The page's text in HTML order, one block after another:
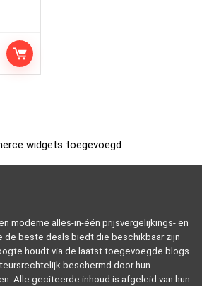
widgets toegevoegd
moderne alles-in-één prijsvergelijkings- en
de beste deals biedt die beschikbaar zijn
houdt via de laatst toegevoegde blogs.
beschermd door hun
Alle geciteerde inhoud is afgeleid van hun